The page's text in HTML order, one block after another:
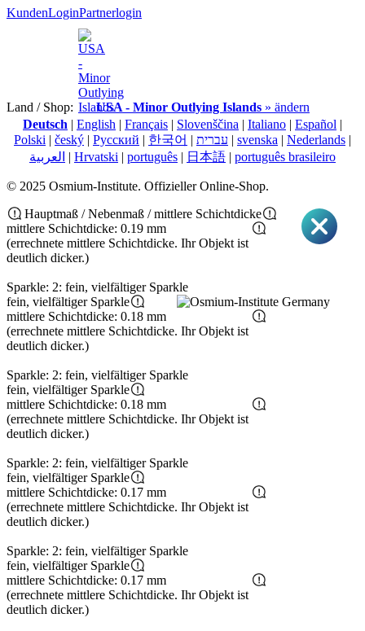
KundenLoginPartnerlogin
Land / Shop: USA - Minor Outlying Islands » ändern
Deutsch | English | Français | Slovenščina | Italiano | Español |
Polski | český | Pусский | 한국어 | עברית | svenska | Nederlands |
العربية | Hrvatski | português | 日本語 | português brasileiro
© 2025 Osmium-Institute. Offizieller Online-Shop.
Hauptmaß / Nebenmaß / mittlere Schichtdicke
mittlere Schichtdicke: 0.19 mm
(errechnete mittlere Schichtdicke. Ihr Objekt ist
deutlich dicker.)
Sparkle: 2: fein, vielfältiger Sparkle
fein, vielfältiger Sparkle
mittlere Schichtdicke: 0.18 mm
(errechnete mittlere Schichtdicke. Ihr Objekt ist
deutlich dicker.)
Sparkle: 2: fein, vielfältiger Sparkle
fein, vielfältiger Sparkle
mittlere Schichtdicke: 0.18 mm
(errechnete mittlere Schichtdicke. Ihr Objekt ist
deutlich dicker.)
Sparkle: 2: fein, vielfältiger Sparkle
fein, vielfältiger Sparkle
mittlere Schichtdicke: 0.17 mm
(errechnete mittlere Schichtdicke. Ihr Objekt ist
deutlich dicker.)
Sparkle: 2: fein, vielfältiger Sparkle
fein, vielfältiger Sparkle
mittlere Schichtdicke: 0.17 mm
(errechnete mittlere Schichtdicke. Ihr Objekt ist
deutlich dicker.)